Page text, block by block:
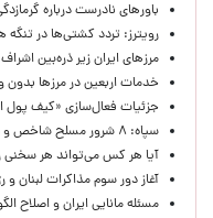
باورهای نادرست درباره
رویترز: تردد کشتی‌ها در
مرزهای ایران زیر ذره‌بین
خدمات اربعین در مرزها بدون
جزئیات فعال‌سازی «کیف پول
سپاه: ۸ شرور مسلح شاخص و مرتبط گروهک‌های تروریستی دستگیر شدند
آیا هر کس می‌تواند هر سخنی
آغاز دور سوم مذاکرات لبنان
مسئله مانایی ایران و اصلاح